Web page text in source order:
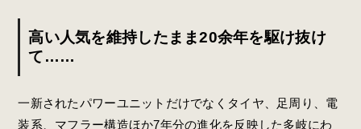
高い人気を維持したまま20余年を駆け抜け
て……
一新されたパワーユニットだけでなくタイヤ、足周り、電
装系、マフラー構造ほか7年分の進化を反映した多岐にわ